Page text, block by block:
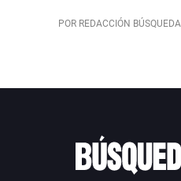
POR REDACCIÓN BÚSQUEDA